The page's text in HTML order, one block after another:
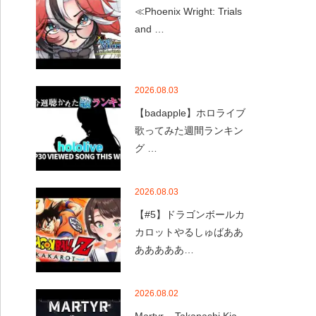
≪Phoenix Wright: Trials
and …
2026.08.03
【badapple】ホロライブ
歌ってみた週間ランキン
グ …
2026.08.03
【#5】ドラゴンボールカ
カロットやるしゅばああ
あああああ…
2026.08.02